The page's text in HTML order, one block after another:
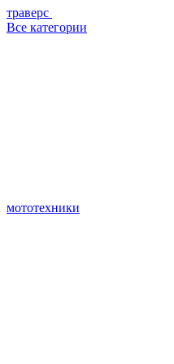
траверс
Все категории
мототехники